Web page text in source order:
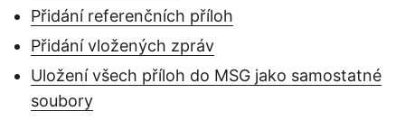
Přidání referenčních příloh
Přidání vložených zpráv
Uložení všech příloh do MSG jako samostatné
soubory